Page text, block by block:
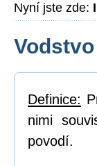
Nyní jste zde:
Vodstvo
Definice:
nimi
povodí.